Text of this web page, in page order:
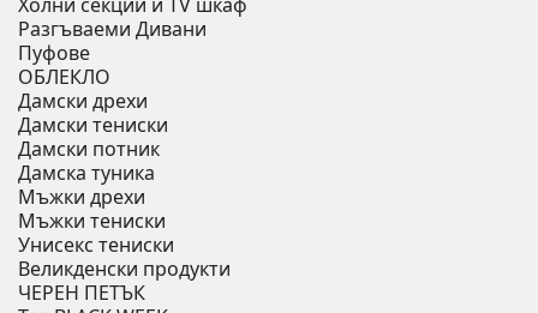
Разгъваеми Дивани
Пуфове
ОБЛЕКЛО
Дамски дрехи
Дамски тениски
Дамски потник
Дамска туника
Мъжки дрехи
Мъжки тениски
Унисекс тениски
Великденски продукти
ЧЕРЕН ПЕТЪК